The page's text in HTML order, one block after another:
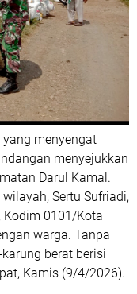
menyengat
menyejukkan
Darul Kamal.
Sertu Sufriadi,
Kodim 0101/Kota
warga. Tanpa
berat berisi
Kamis (9/4/2026).